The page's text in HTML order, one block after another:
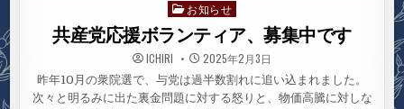
Posted
in
お知らせ
共産党応援ボランティア、募集中です
ICHIRI 2025年2月3日
昨年10月の衆院選で、与党は過半数割れに追い込まれました。
次々と明るみに出た裏金問題に対する怒りと、物価高騰に対しな